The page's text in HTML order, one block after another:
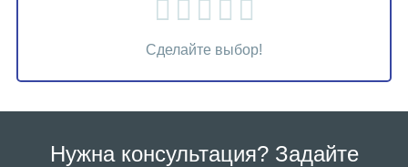
Сделайте выбор!
Нужна консультация? Задайте